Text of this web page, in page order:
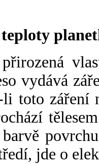
vydává
toto záření
jde o